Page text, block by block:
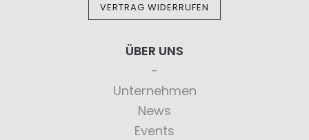
VERTRAG WIDERRUFEN
ÜBER UNS
Unternehmen
News
Events